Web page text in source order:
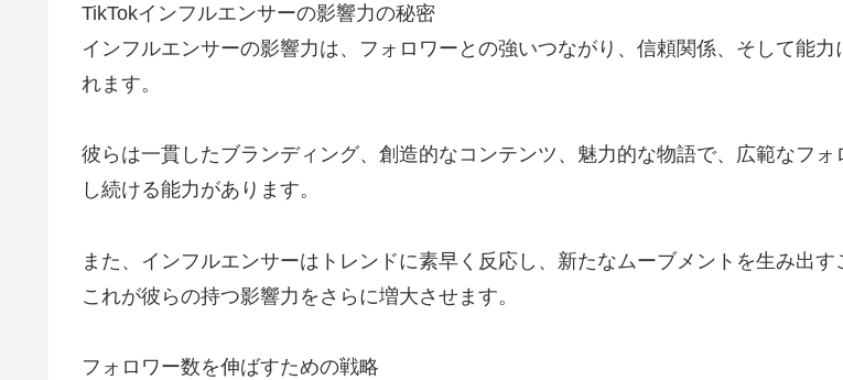
TikTokインフルエンサーの影響力の秘密
インフルエンサーの影響力は、フォロワーとの強いつながり、信頼関係、そして能力
れます。
彼らは一貫したブランディング、創造的なコンテンツ、魅力的な物語で、広範なフォ
し続ける能力があります。
また、インフルエンサーはトレンドに素早く反応し、新たなムーブメントを生み出す
これが彼らの持つ影響力をさらに増大させます。
フォロワー数を伸ばすための戦略